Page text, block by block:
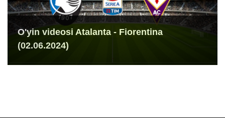
O'yin videosi Atalanta - Fiorentina
(02.06.2024)